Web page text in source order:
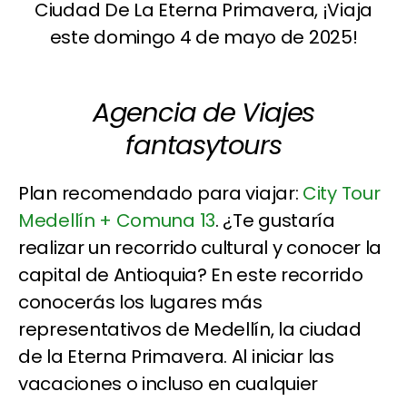
Agencia de Viajes
fantasytours
Plan recomendado para viajar: City Tour
Medellín + Comuna 13. ¿Te gustaría
realizar un recorrido cultural y conocer la
capital de Antioquia? En este recorrido
conocerás los lugares más
representativos de Medellín, la ciudad
de la Eterna Primavera. Al iniciar las
vacaciones o incluso en cualquier